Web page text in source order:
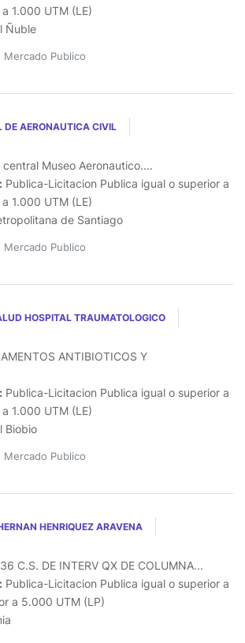
1.000 UTM (LE)
Ñuble
Mercado Publico
DE AERONAUTICA CIVIL
Museo Aeronautico....
Publica-Licitacion Publica igual o superior a
1.000 UTM (LE)
de Santiago
Mercado Publico
HOSPITAL TRAUMATOLOGICO
ANTIBIOTICOS Y
Publica-Licitacion Publica igual o superior a
1.000 UTM (LE)
Biobio
Mercado Publico
HENRIQUEZ ARAVENA
C.S. DE INTERV QX DE COLUMNA...
Publica-Licitacion Publica igual o superior a
a 5.000 UTM (LP)